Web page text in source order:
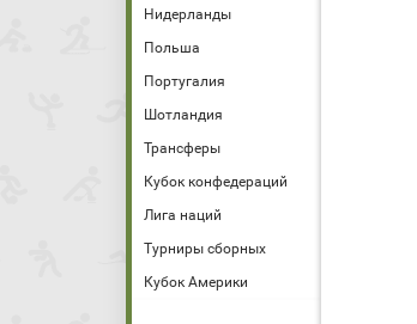
Нидерланды
Польша
Португалия
Шотландия
Трансферы
Кубок конфедераций
Лига наций
Турниры сборных
Кубок Америки